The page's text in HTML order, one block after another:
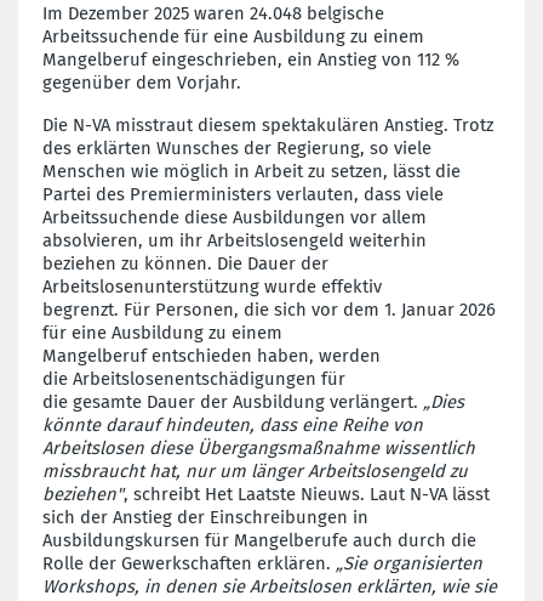
Im Dezember 2025 waren 24.048 belgische
Arbeitssuchende für eine Ausbildung zu einem
Mangelberufeingeschrieben, ein Anstieg von 112 %
gegenüber dem Vorjahr.
Die N-VA misstraut diesem spektakulären Anstieg. Trotz
des erklärten Wunsches der Regierung, so viele
Menschen wie möglich in Arbeit zu setzen, lässt die
Partei des Premierministers verlauten, dass viele
Arbeitssuchende diese Ausbildungen vor allem
absolvieren, um ihr Arbeitslosengeld weiterhin
beziehen zu können. Die Dauer der
Arbeitslosenunterstützung wurde effektiv
begrenzt. Für Personen, die sich vor dem 1. Januar 2026
für eine Ausbildung zu einem
Mangelberuf entschieden haben, werden
die Arbeitslosenentschädigungen für
die gesamte Dauer der Ausbildung verlängert. „Dies
könnte darauf hindeuten, dass eine Reihe von
Arbeitslosen diese Übergangsmaßnahme wissentlich
missbraucht hat, nur um länger Arbeitslosengeld zu
beziehen", schreibt Het Laatste Nieuws. Laut N-VA lässt
sich der Anstieg der Einschreibungen in
Ausbildungskursen für Mangelberufe auch durch die
Rolle der Gewerkschaften erklären. „Sie organisierten
Workshops, in denen sie Arbeitslosen erklärten, wie sie